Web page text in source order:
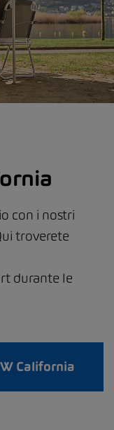
con i nostri
troverete
durante le
California